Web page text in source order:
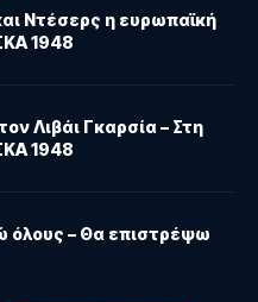
Ντέσερς η ευρωπαϊκή
1948
Λιβάι Γκαρσία – Στη
1948
όλους – Θα επιστρέψω